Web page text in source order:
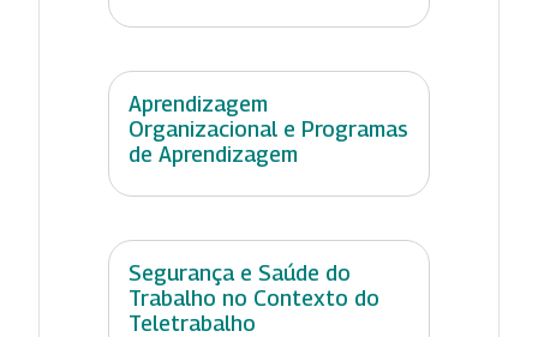
Aprendizagem
Organizacional e Programas
de Aprendizagem
Segurança e Saúde do
Trabalho no Contexto do
Teletrabalho